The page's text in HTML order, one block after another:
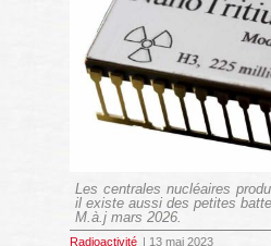
Les centrales nucléaires
il existe aussi des petites
M.à.j mars 2026.
Radioactivité | 13 mai 2023